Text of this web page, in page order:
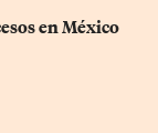
en México